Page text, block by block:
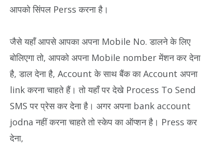
आपको सिंपल Perss करना है।
जैसे यहाँ आपसे आपका अपना Mobile No. डालने के लिए
बोलिएगा तो, आपको अपना Mobile nomber मेंशन कर देना
है, डाल देना है, Account के साथ बैंक का Account अपना
link करना चाहते हैं। तो यहाँ पर देखे Process To Send
SMS पर प्रेस कर देना है। अगर अपना bank account
jodna नहीं करना चाहते तो स्केप का ऑप्शन है। Press कर
देना,